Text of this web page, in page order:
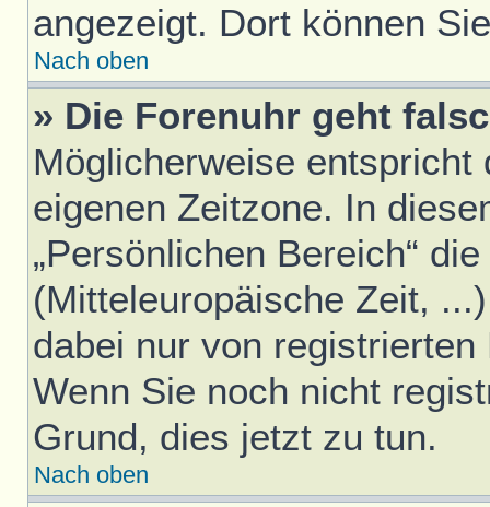
angezeigt. Dort können
Nach oben
» Die Forenuhr geht
Möglicherweise
eigenen Zeitzone. In
„Persönlichen Bereich“
(Mitteleuropäische Zeit,
dabei nur von
Wenn Sie noch nicht
Grund, dies jetzt zu tun.
Nach oben